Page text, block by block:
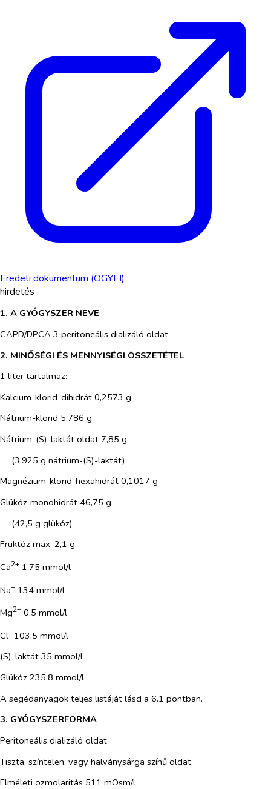
Eredeti dokumentum (OGYEI)
hirdetés
1. A GYÓGYSZER NEVE
CAPD/DPCA 3 peritoneális dializáló oldat
2. MINŐSÉGI ÉS MENNYISÉGI ÖSSZETÉTEL
1 liter tartalmaz:
Kalcium-klorid-dihidrát 0,2573 g
Nátrium-klorid 5,786 g
Nátrium-(S)-laktát oldat 7,85 g
(3,925 g nátrium-(S)-laktát)
Magnézium-klorid-hexahidrát 0,1017 g
Glükóz-monohidrát 46,75 g
(42,5 g glükóz)
Fruktóz max. 2,1 g
Ca2+ 1,75 mmol/l
Na+ 134 mmol/l
Mg2+ 0,5 mmol/l
Cl- 103,5 mmol/l
(S)-laktát 35 mmol/l
Glükóz 235,8 mmol/l
A segédanyagok teljes listáját lásd a 6.1 pontban.
3. GYÓGYSZERFORMA
Peritoneális dializáló oldat
Tiszta, színtelen, vagy halványsárga színű oldat.
Elméleti ozmolaritás 511 mOsm/l